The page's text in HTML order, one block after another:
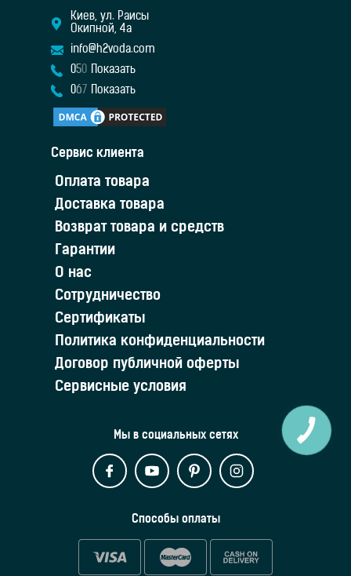
Киев, ул. Раисы
Окипной, 4а
info@h2voda.com
050 Показать
067 Показать
Сервис клиента
Оплата товара
Доставка товара
Возврат товара и средств
Гарантии
О нас
Сотрудничество
Сертификаты
Политика конфиденциальности
Договор публичной оферты
Сервисные условия
Мы в социальных сетях
Способы оплаты